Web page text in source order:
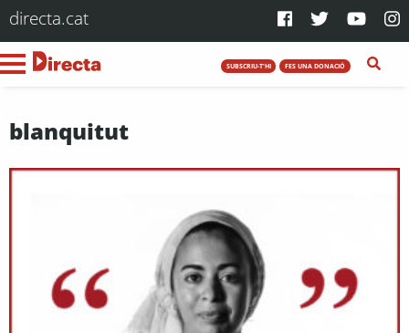
directa.cat
SUBSCRIU-T'HI FES UNA DONACIÓ
blanquitut